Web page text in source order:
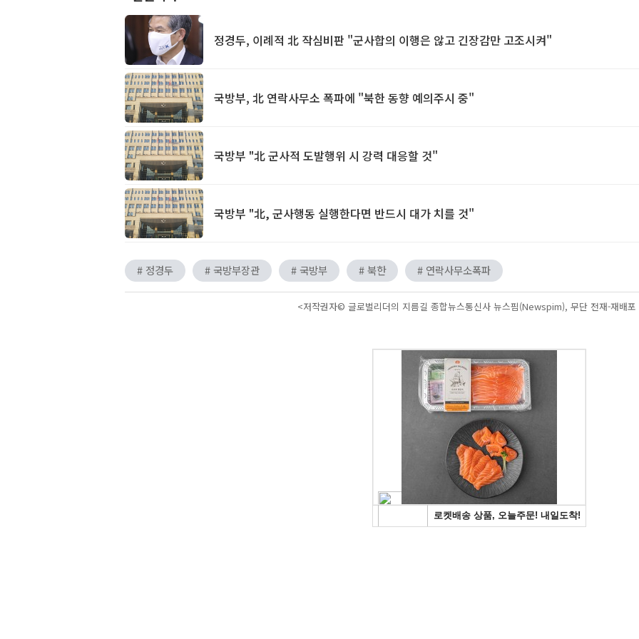
정경두, 이례적 北 작심비판 "군사합의 이행은 않고 긴장감만 고조시켜"
국방부, 北 연락사무소 폭파에 "북한 동향 예의주시 중"
국방부 "北 군사적 도발행위 시 강력 대응할 것"
국방부 "北, 군사행동 실행한다면 반드시 대가 치를 것"
# 정경두 # 국방부장관 # 국방부 # 북한 # 연락사무소폭파
<저작권자© 글로벌리더의 지름길 종합뉴스통신사 뉴스핌(Newspim), 무단 전재-재배포